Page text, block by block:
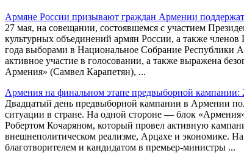
Армяне России призывают граждан Армении
27 мая, на совещании, состоявшемся с участием
культурных объединений армян России, а также
года выборами в Национальное Собрание Республики
активное участие в голосовании, а также выражена
Армения» (Самвел Карапетян), ...
Армения на финальном этапе предвыборной кампании:
Двадцатый день предвыборной кампании в Армении
ситуации в стране. На одной стороне — блок
Робертом Кочаряном, который провел активную
внешнеполитическом реализме, Арцахе и экономике.
благотворителем и кандидатом в премьер-министры ...